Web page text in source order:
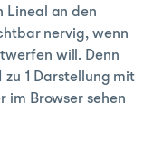
Lineal an den
nervig, wenn
will. Denn
1 Darstellung mit
im Browser sehen